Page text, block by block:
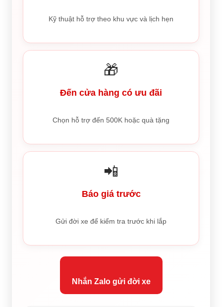
Kỹ thuật hỗ trợ theo khu vực và lịch hẹn
🎁
Đến cửa hàng có ưu đãi
Chọn hỗ trợ đến 500K hoặc quà tặng
📲
Báo giá trước
Gửi đời xe để kiểm tra trước khi lắp
Nhắn Zalo gửi đời xe